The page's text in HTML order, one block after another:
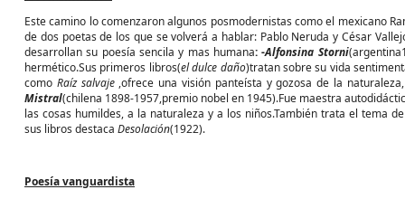
Este camino lo comenzaron algunos posmodernistas como el mexicano
de dos poetas de los que se volverá a hablar: Pablo Neruda y César
desarrollan su poesía sencila y mas humana: -Alfonsina Storni
hermético.Sus primeros libros(el dulce daño)tratan sobre su vida
como Raíz salvaje ,ofrece una visión panteísta y gozosa de la
Mistral(chilena 1898-1957,premio nobel en 1945).Fue maestra
las cosas humildes, a la naturaleza y a los niños.También trata el tema
sus libros destaca Desolación(1922).
Poesía vanguardista